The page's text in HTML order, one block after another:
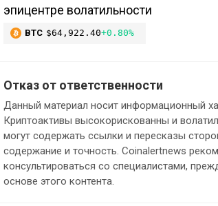
эпицентре волатильности
BTC $64,922.40+0.80%
Отказ от ответственности
Данный материал носит информационный
Криптоактивы высокорискованны и
могут содержать ссылки и пересказы
содержание и точность. Coinalertnews
консультироваться со специалистами,
основе этого контента.